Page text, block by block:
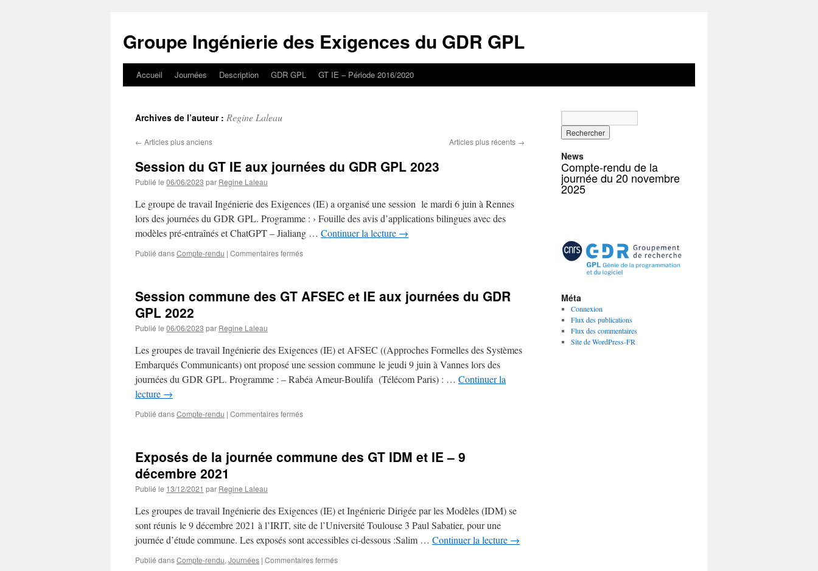
Groupe Ingénierie des Exigences du GDR GPL
Aller
contenu
Accueil Journées Description GDR GPL GT IE – Période 2016/2020
Archives de l’auteur : Regine Laleau
← Articles plus anciens Articles plus récents →
Session du GT IE aux journées du GDR GPL 2023
Publié le 06/06/2023 par Regine Laleau
Le groupe de travail Ingénierie des Exigences (IE) a organisé une session le mardi 6 juin à Rennes
lors des journées du GDR GPL. Programme : › Fouille des avis d’applications bilingues avec des
modèles pré-entraînés et ChatGPT – Jialiang … Continuer la lecture →
Publié dansCompte-rendu | Commentaires ferméssur
IE
GPL
2023
Session commune des GT AFSEC et IE aux journées du GDR
GPL 2022
Publié le 06/06/2023 par Regine Laleau
Les groupes de travail Ingénierie des Exigences (IE) et AFSEC ((Approches Formelles des Systèmes
Embarqués Communicants) ont proposé une session commune le jeudi 9 juin à Vannes lors des
journées du GDR GPL. Programme : – Rabéa Ameur-Boulifa (Télécom Paris) : … Continuer la
lecture →
Publié dansCompte-rendu | Commentaires ferméssur
GT
journées
du
GPL
2022
Exposés de la journée commune des GT IDM et IE – 9
décembre 2021
Publié le 13/12/2021 par Regine Laleau
Les groupes de travail Ingénierie des Exigences (IE) et Ingénierie Dirigée par les Modèles (IDM) se
sont réunis le 9 décembre 2021 à l’IRIT, site de l’Université Toulouse 3 Paul Sabatier, pour une
journée d’étude commune. Les exposés sont accessibles ci-dessous :Salim … Continuer la lecture →
Publié dansCompte-rendu, Journées | Commentaires ferméssur
News
Compte-rendu de la
journée du 20 novembre
2025
Méta
Connexion
Flux des publications
Flux des commentaires
Site de WordPress-FR